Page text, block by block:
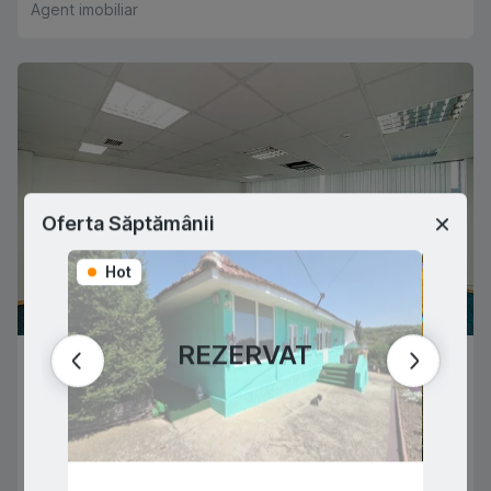
Agent imobiliar
7,750 €
CHIȘINĂU,CENTRU
Ștefan Cel Mare
Oferta Săptămânii
REZERVAT
Hot